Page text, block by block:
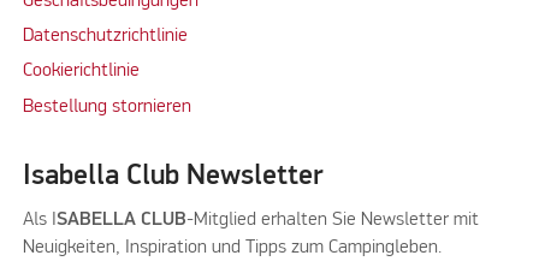
Datenschutzrichtlinie
Cookierichtlinie
Bestellung stornieren
Isabella Club Newsletter
Als I SABELLA CLUB-Mitglied erhalten Sie Newsletter mit
Neuigkeiten, Inspiration und Tipps zum Campingleben.